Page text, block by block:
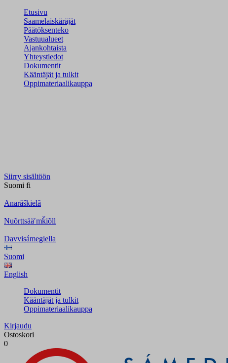
Etusivu
Saamelaiskäräjät
Päätöksenteko
Vastuualueet
Ajankohtaista
Yhteystiedot
Dokumentit
Kääntäjät ja tulkit
Oppimateriaalikauppa
Siirry sisältöön
Suomi fi
Anarâškielâ
Nuõrttsääʹmǩiõll
Davvisámegiella
Suomi
English
Dokumentit
Kääntäjät ja tulkit
Oppimateriaalikauppa
Kirjaudu
Ostoskori
0